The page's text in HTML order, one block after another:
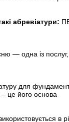
абревіатури:
— одна із
для
це його основа
в